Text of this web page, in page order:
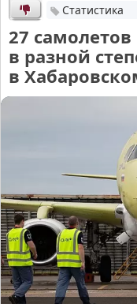
Статистика
27 самолетов
в разной
в